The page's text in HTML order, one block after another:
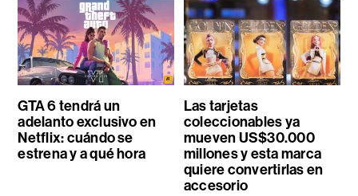
GTA 6 tendrá un
adelanto exclusivo en
Netflix: cuándo se
estrena y a qué hora
Las tarjetas
coleccionables ya
mueven US$30.000
millones y esta marca
quiere convertirlas en
accesorio